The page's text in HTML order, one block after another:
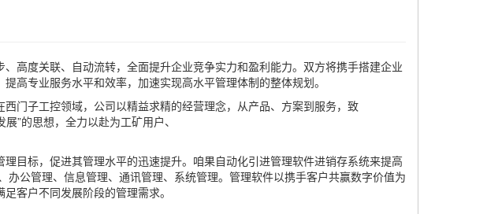
高度关联、自动流转，全面提升企业竞争实力和盈利能力。双方将携手搭建企业
高专业服务水平和效率，加速实现高水平管理体制的整体规划。
门子工控领域，公司以精益求精的经营理念，从产品、方案到服务，致
”的思想，全力以赴为工矿用户、
目标，促进其管理水平的迅速提升。咱果自动化引进管理软件进销存系统来提高
公管理、信息管理、通讯管理、系统管理。管理软件以携手客户共赢数字价值为
客户不同发展阶段的管理需求。